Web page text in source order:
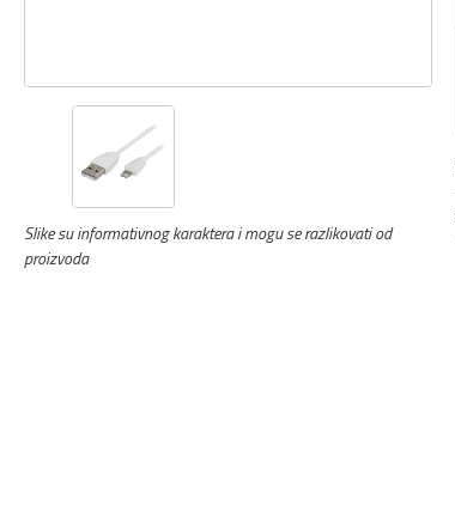
Slike su informativnog karaktera i mogu se razlikovati od
proizvoda